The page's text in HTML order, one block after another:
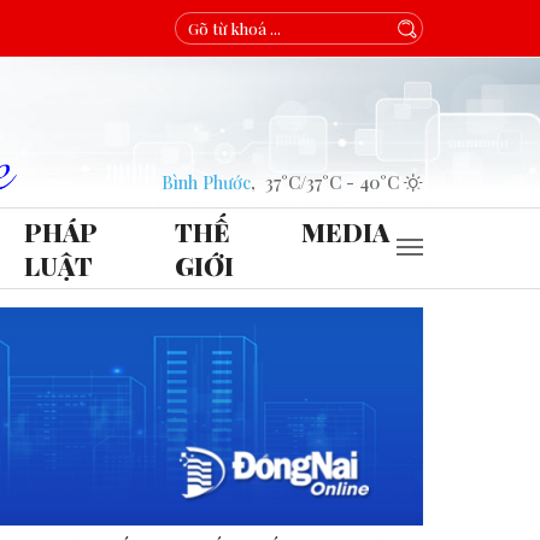
Bình Phước, 37°C/37°C - 40°C
PHÁP
LUẬT
THẾ
GIỚI
MEDIA